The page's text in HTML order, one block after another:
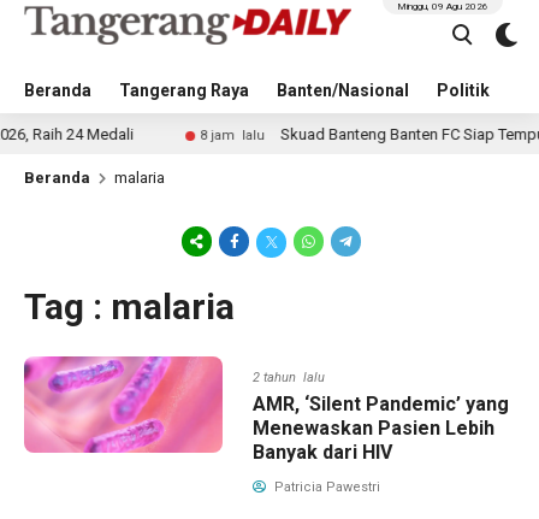
Beranda Tangerang Raya Banten/Nasional Politik
Minggu, 09 Agu 2026
24 Medali 8 jam lalu Skuad Banteng Banten FC Siap Tempur di
Beranda malaria
Tag : malaria
2 tahun lalu
AMR, ‘Silent Pandemic’ yang
Menewaskan Pasien Lebih
Banyak dari HIV
Patricia Pawestri